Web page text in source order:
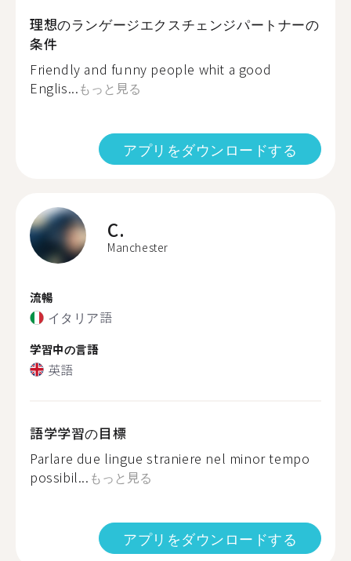
理想のランゲージエクスチェンジパートナーの
条件
Friendly and funny people whit a good
Englis...もっと見る
アプリをダウンロードする
C.
Manchester
流暢
イタリア語
学習中の言語
英語
語学学習の目標
Parlare due lingue straniere nel minor tempo
possibil... もっと見る
アプリをダウンロードする